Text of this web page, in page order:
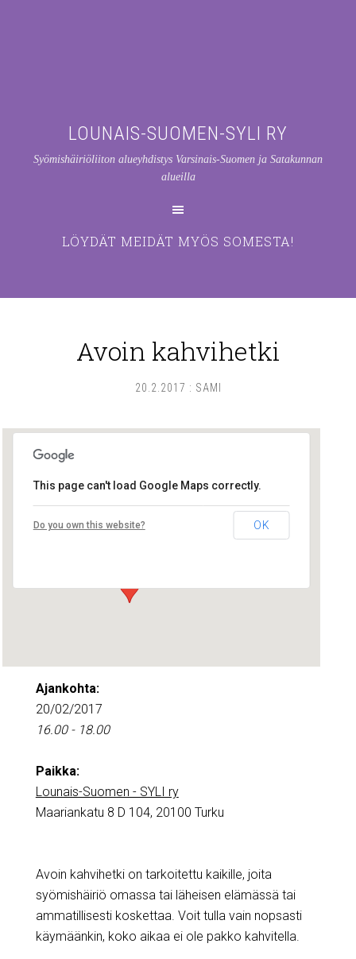
LOUNAIS-SUOMEN-SYLI RY
Syömishäiriöliiton alueyhdistys Varsinais-Suomen ja Satakunnan
alueilla
LÖYDÄT MEIDÄT MYÖS SOMESTA!
Avoin kahvihetki
20.2.2017 : SAMI
Lounais-Suomen – SYLI ry
Maariankatu 8 D 104 - Turku
This page can't load Google Maps correctly.
Do you own this website? OK
Ajankohta:
20/02/2017
16.00 - 18.00
Paikka:
Lounais-Suomen - SYLI ry
Maariankatu 8 D 104, 20100 Turku
Avoin kahvihetki on tarkoitettu kaikille, joita
syömishäiriö omassa tai läheisen elämässä tai
ammatillisesti koskettaa. Voit tulla vain nopsasti
käymäänkin, koko aikaa ei ole pakko kahvitella.